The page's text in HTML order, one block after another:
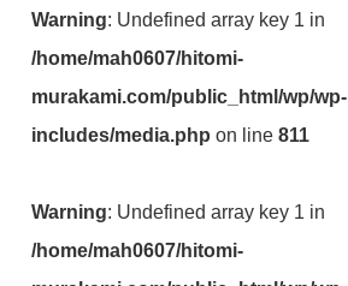
Warning: Undefined array key 1 in
/home/mah0607/hitomi-
murakami.com/public_html/wp/wp-
includes/media.php on line811
Warning: Undefined array key 1 in
/home/mah0607/hitomi-